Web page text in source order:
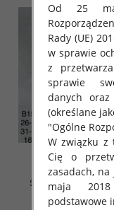
Sportowe Chłopięca
Od 25
Rady (UE)
w sprawie
z
sprawie
danych oraz
(określane
"Ogólne
W związku z
Cię o
zasadach,
maja
podstawowe